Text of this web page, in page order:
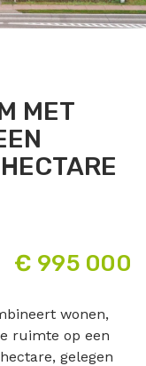
MET
€ 995 000
wonen,
ruimte op een
gelegen